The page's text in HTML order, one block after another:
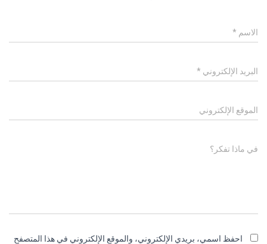
الاسم *
البريد الإلكتروني *
الموقع الإلكتروني
في ماذا تفكر؟
احفظ اسمي، بريدي الإلكتروني، والموقع الإلكتروني في هذا المتصفح